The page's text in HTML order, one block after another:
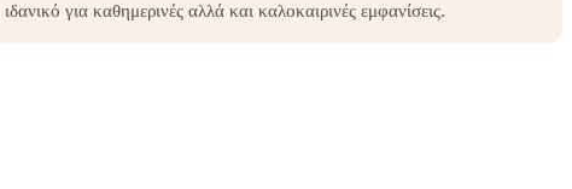
ιδανικό για καθημερινές αλλά και καλοκαιρινές εμφανίσεις.